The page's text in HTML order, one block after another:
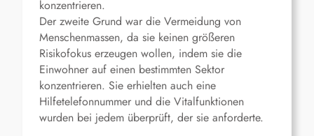
konzentrieren.
Der zweite Grund war die Vermeidung von
Menschenmassen, da sie keinen größeren
Risikofokus erzeugen wollen, indem sie die
Einwohner auf einen bestimmten Sektor
konzentrieren. Sie erhielten auch eine
Hilfetelefonnummer und die Vitalfunktionen
wurden bei jedem überprüft, der sie anforderte.